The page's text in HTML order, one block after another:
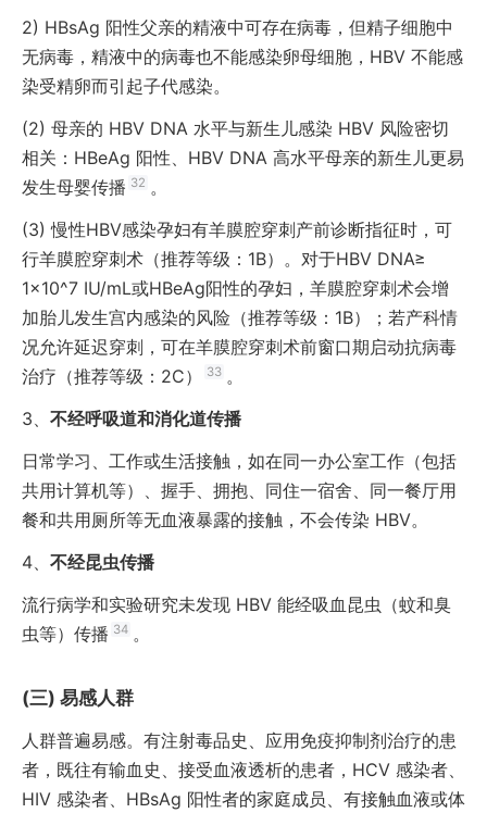
2) HBsAg 阳性父亲的精液中可存在病毒，但精子细胞中
无病毒，精液中的病毒也不能感染卵母细胞，HBV 不能感
染受精卵而引起子代感染。
(2) 母亲的 HBV DNA 水平与新生儿感染 HBV 风险密切
相关：HBeAg 阳性、HBV DNA 高水平母亲的新生儿更易
发生母婴传播 32 。
(3)慢性HBV感染孕妇有羊膜腔穿刺产前诊断指征时，可
行羊膜腔穿刺术（推荐等级：1B）。对于HBV DNA≥
1×10^7 IU/mL或HBeAg阳性的孕妇，羊膜腔穿刺术会增
加胎儿发生宫内感染的风险（推荐等级：1B）；若产科情
况允许延迟穿刺，可在羊膜腔穿刺术前窗口期启动抗病毒
治疗（推荐等级：2C）
33 。
3、 不经呼吸道和消化道传播
日常学习、工作或生活接触，如在同一办公室工作（包括
共用计算机等）、握手、拥抱、同住一宿舍、同一餐厅用
餐和共用厕所等无血液暴露的接触，不会传染 HBV。
4、 不经昆虫传播
流行病学和实验研究未发现 HBV 能经吸血昆虫（蚊和臭
虫等）传播 34 。
易感人群
人群普遍易感。有注射毒品史、应用免疫抑制剂治疗的患
者，既往有输血史、接受血液透析的患者，HCV 感染者、
HIV 感染者、HBsAg 阳性者的家庭成员、有接触血液或体